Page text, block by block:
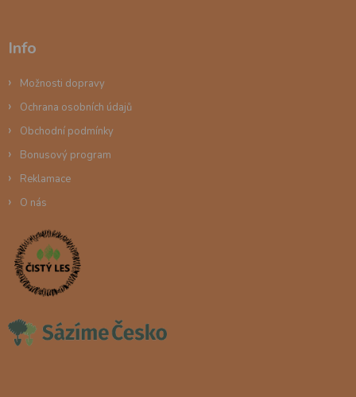
Info
Možnosti dopravy
Ochrana osobních údajů
Obchodní podmínky
Bonusový program
Reklamace
O nás